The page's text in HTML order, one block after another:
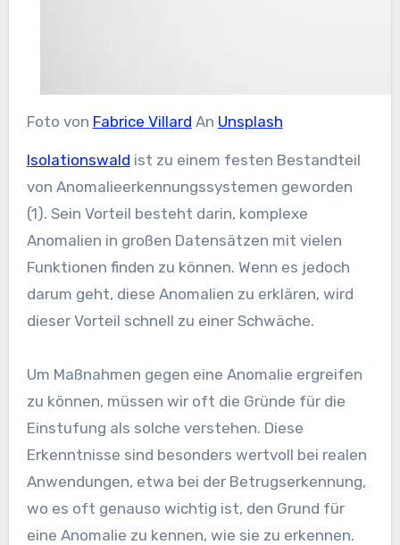
Foto von Fabrice Villard An Unsplash
Isolationswald ist zu einem festen Bestandteil
von Anomalieerkennungssystemen geworden
(1). Sein Vorteil besteht darin, komplexe
Anomalien in großen Datensätzen mit vielen
Funktionen finden zu können. Wenn es jedoch
darum geht, diese Anomalien zu erklären, wird
dieser Vorteil schnell zu einer Schwäche.
Um Maßnahmen gegen eine Anomalie ergreifen
zu können, müssen wir oft die Gründe für die
Einstufung als solche verstehen. Diese
Erkenntnisse sind besonders wertvoll bei realen
Anwendungen, etwa bei der Betrugserkennung,
wo es oft genauso wichtig ist, den Grund für
eine Anomalie zu kennen, wie sie zu erkennen.